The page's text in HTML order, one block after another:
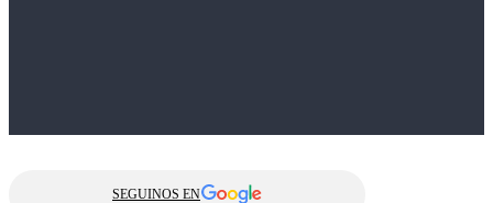
SEGUINOS EN